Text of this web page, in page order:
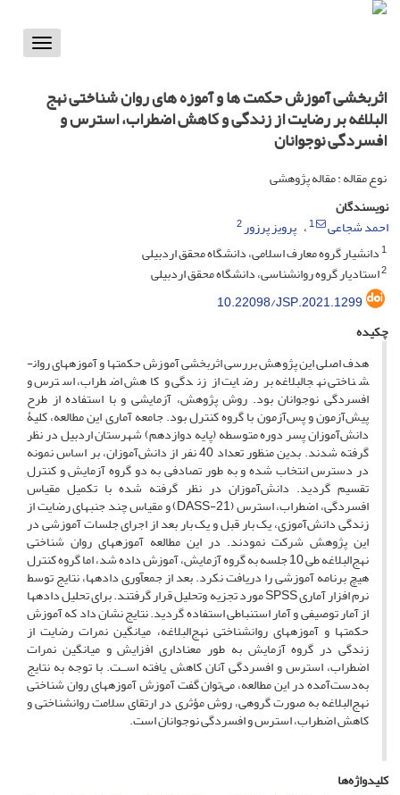
Toggle
اثربخشی آموزش حکمت ها و آموزه های روان شناختی نهج
البلاغه بر رضایت از زندگی و کاهش اضطراب، استرس و
افسردگی نوجوانان
نوع مقاله : مقاله پژوهشی
نویسندگان
احمد شجاعی
1 پرویز پرزور2
1دانشیار گروه معارف اسلامی، دانشگاه محقق اردبیلی
2استادیار گروه روانشناسی، دانشگاه محقق اردبیلی
10.22098/JSP.2021.1299
چکیده
هدف اصلی این پژوهش بررسی اثربخشی آموزش حکمت­ها و آموزه­های روان­
شناختی نهج­البلاغه بر رضایت از زندگی و کاهش اضطراب، استرس و
افسردگی نوجوانان بود. روش پژوهش، آزمایشی و با استفاده از طرح
پیش‌آزمون و پس‌آزمون با گروه کنترل بود. جامعه آماری این مطالعه، کلیۀ
دانش‌آموزان پسر دوره متوسطه (پایه دوازدهم) شهرستان اردبیل در نظر
گرفته شدند. بدین منظور تعداد 40 نفر از دانش‌آموزان، بر اساس نمونه
در دسترس انتخاب شده و به طور تصادفی به دو گروه آزمایش و کنترل
تقسیم گردید. دانش‌آموزان در نظر گرفته شده با تکمیل مقیاس
افسردگی، اضطراب، استرس (DASS-21) و مقیاس چند جنبه­ای رضایت از
زندگی دانش‌آموزی، یک بار قبل و یک بار بعد از اجرای جلسات آموزشی در
این پژوهش شرکت نمودند. در این مطالعه آموزه­های روان شناختی
نهج‌البلاغه طی 10 جلسه به گروه آزمایش، آموزش داده شد، اما گروه کنترل
هیچ برنامه آموزشی را دریافت نکرد. بعد از جمع­آورى داده­ها، نتایج توسط
نرم افزار آمارى SPSS مورد تجزیه وتحلیل قرار گرفتند. براى تحلیل داده­ها
از آمار توصیفى و آمار استنباطى استفاده گردید. نتایج نشان داد که آموزش
حکمت­ها و آموزه­های روان­شناختی نهج‌البلاغه، میانگین نمرات رضایت از
زندگی در گروه آزمایش به طور معناداری افزایش و میانگین نمرات
اضطراب، استرس و افسردگی آنان کاهش یافته اســت. با توجه به نتایج
به‌دست‌آمده در این مطالعه، می‌توان گفت آموزش آموزه­های روان شناختی
نهج‌البلاغه به صورت گروهی، روش مؤثری در ارتقای سلامت روان­شناختی و
کاهش اضطراب، استرس و افسردگی نوجوانان است.
کلیدواژه‌ها